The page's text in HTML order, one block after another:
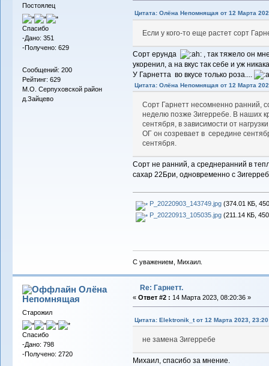
Постоялец
Спасибо
-Дано: 351
-Получено: 629
Сообщений: 200
Рейтинг: 629
М.О. Серпуховской район
д.Зайцево
Цитата: Олёна Непомнящая от 12 Марта
Если у кого-то еще растет сорт
Сорт ерунда
, так тяжело он
укоренил, а на вкус так себе и уж
У Гарнетта во вкусе только роза....
Цитата: Олёна Непомнящая от 12 Марта
Сорт Гарнетт несомненно ранний,
неделю позже Зигерребе. В наших
сентября, в зависимости от
ОГ он созревает в середине
сентября.
Сорт не ранний, а среднеранний в
сахар 22Бри, одновременно с
P_20220903_143749.jpg(374.01 КБ,
P_20220913_105035.jpg(211.14 КБ,
С уважением, Михаил.
Олёна
Непомнящая
Старожил
Спасибо
-Дано: 798
-Получено: 2720
Re: Гарнетт.
« Ответ #2 : 14 Марта 2023, 08:20:36 »
Цитата: Elektronik_t от 12 Марта 2023,
не замена Зигерребе
Михаил, спасибо за мнение.